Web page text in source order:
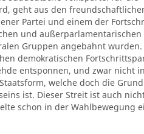
geht aus den
Partei und einem der
und
Gruppen angebahnt
demokratischen
entsponnen, und zwar nicht
welche doch die
ist. Dieser Streit ist auch
schon in der Wahlbewegung